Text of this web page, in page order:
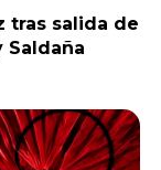
tras salida de
Saldaña